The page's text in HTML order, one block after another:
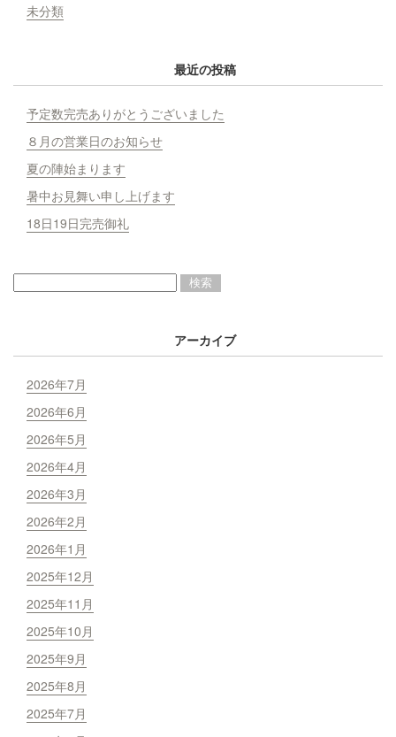
未分類
最近の投稿
予定数完売ありがとうございました
８月の営業日のお知らせ
夏の陣始まります
暑中お見舞い申し上げます
18日19日完売御礼
アーカイブ
2026年7月
2026年6月
2026年5月
2026年4月
2026年3月
2026年2月
2026年1月
2025年12月
2025年11月
2025年10月
2025年9月
2025年8月
2025年7月